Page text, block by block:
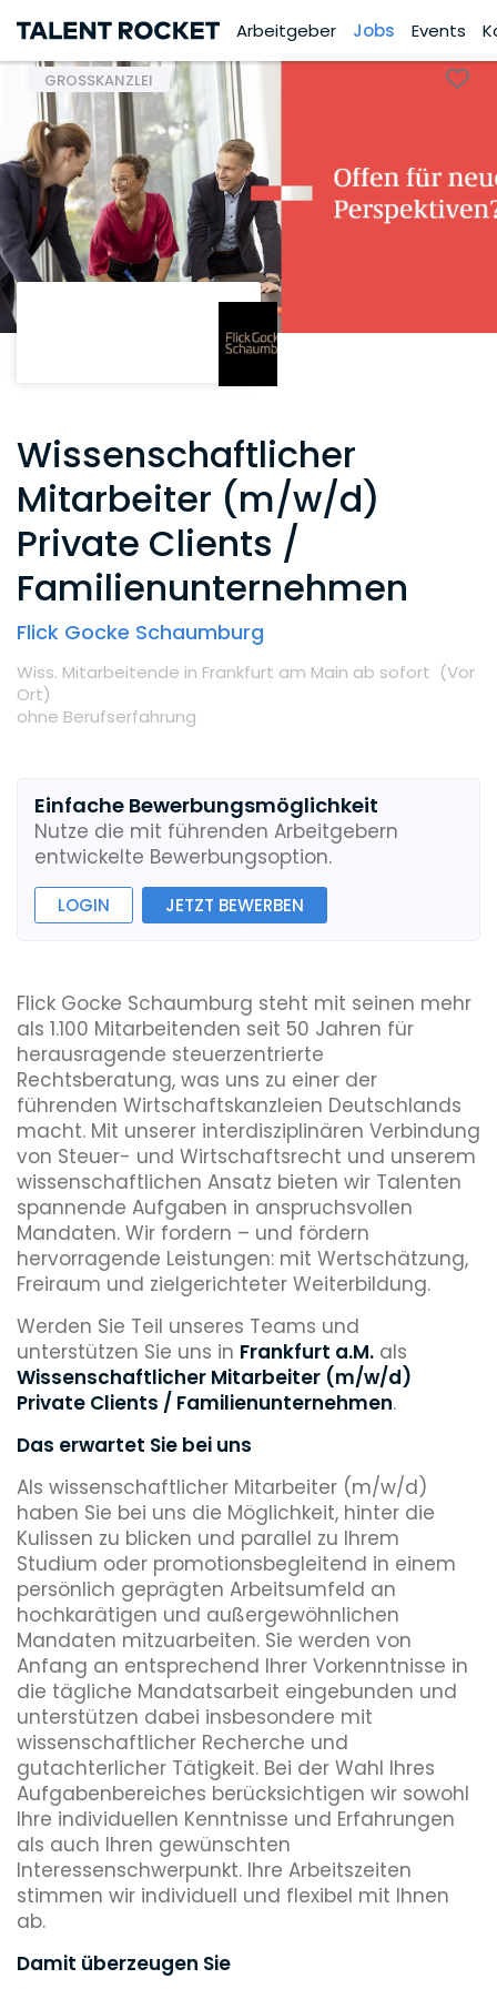
Arbeitgeber Jobs Events
GROSSKANZLEI
Wissenschaftlicher
Mitarbeiter (m/w/d)
Private Clients /
Familienunternehmen
Flick Gocke Schaumburg
Wiss. Mitarbeitende in Frankfurt am Main ab sofort (Vor
Ort)
ohne Berufserfahrung
Einfache Bewerbungsmöglichkeit
Nutze die mit führenden Arbeitgebern
entwickelte Bewerbungsoption.
LOGIN JETZT BEWERBEN
Flick Gocke Schaumburg steht mit seinen mehr
als 1.100 Mitarbeitenden seit 50 Jahren für
herausragende steuerzentrierte
Rechtsberatung, was uns zu einer der
führenden Wirtschaftskanzleien Deutschlands
macht. Mit unserer interdisziplinären Verbindung
von Steuer- und Wirtschaftsrecht und unserem
wissenschaftlichen Ansatz bieten wir Talenten
spannende Aufgaben in anspruchsvollen
Mandaten. Wir fordern – und fördern
hervorragende Leistungen: mit Wertschätzung,
Freiraum und zielgerichteter Weiterbildung.
Werden Sie Teil unseres Teams und
unterstützen Sie uns in Frankfurt a.M. als
Wissenschaftlicher Mitarbeiter (m/w/d)
Private Clients / Familienunternehmen.
Das erwartet Sie bei uns
Als wissenschaftlicher Mitarbeiter (m/w/d)
haben Sie bei uns die Möglichkeit, hinter die
Kulissen zu blicken und parallel zu Ihrem
Studium oder promotionsbegleitend in einem
persönlich geprägten Arbeitsumfeld an
hochkarätigen und außergewöhnlichen
Mandaten mitzuarbeiten. Sie werden von
Anfang an entsprechend Ihrer Vorkenntnisse in
die tägliche Mandatsarbeit eingebunden und
unterstützen dabei insbesondere mit
wissenschaftlicher Recherche und
gutachterlicher Tätigkeit. Bei der Wahl Ihres
Aufgabenbereiches berücksichtigen wir sowohl
Ihre individuellen Kenntnisse und Erfahrungen
als auch Ihren gewünschten
Interessenschwerpunkt. Ihre Arbeitszeiten
stimmen wir individuell und flexibel mit Ihnen
ab.
Damit überzeugen Sie